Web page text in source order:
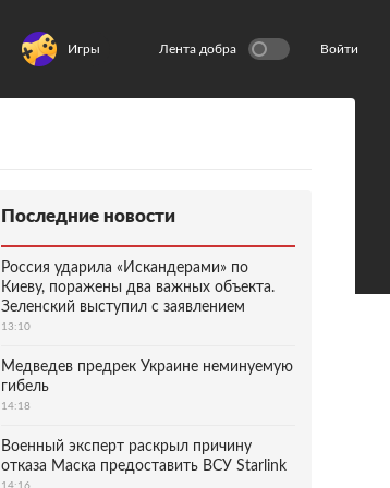
Игры Лента добра Войти
Последние новости
Россия ударила «Искандерами» по
Киеву, поражены два важных объекта.
Зеленский выступил с заявлением
13:10
Медведев предрек Украине неминуемую
гибель
14:18
Военный эксперт раскрыл причину
отказа Маска предоставить ВСУ Starlink
14:16